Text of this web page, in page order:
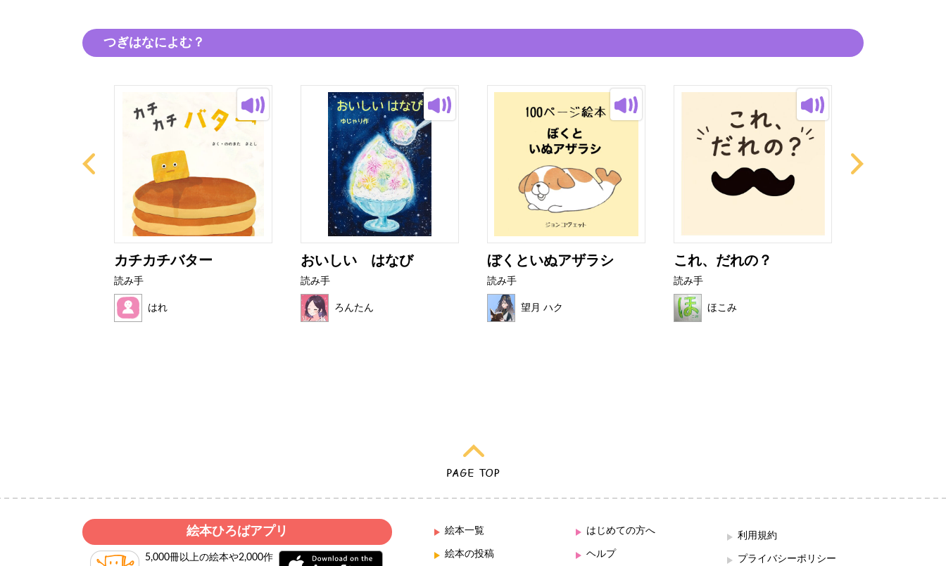
つぎはなによむ？
カチカチバター
読み手
はれ
おいしい はなび
読み手
ろんたん
ぼくといぬアザラシ
読み手
望月 ハク
これ、だれの？
読み手
ほこみ
絵本ひろばアプリ
5,000冊以上の絵本や2,000作
絵本一覧
絵本の投稿
はじめての方へ
ヘルプ
利用規約
プライバシーポリシー